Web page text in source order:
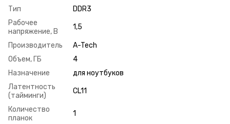
Тип
DDR3
Рабочее
напряжение, В
1,5
Производитель
A-Tech
Объем, ГБ
4
Назначение
для ноутбуков
Латентность
(тайминги)
CL11
Количество
планок
1